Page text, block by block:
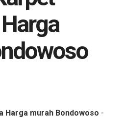
Harga murah Bondowoso -